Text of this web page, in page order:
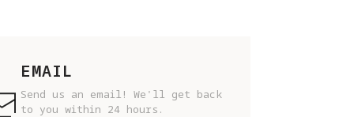
EMAIL
Send us an email! We'll get back
to you within 24 hours.